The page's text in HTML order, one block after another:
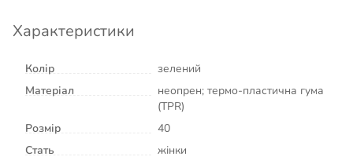
Характеристики
Колір
зелений
Матеріал
неопрен; термо-пластична гума
(TPR)
Розмір
40
Стать
жінки